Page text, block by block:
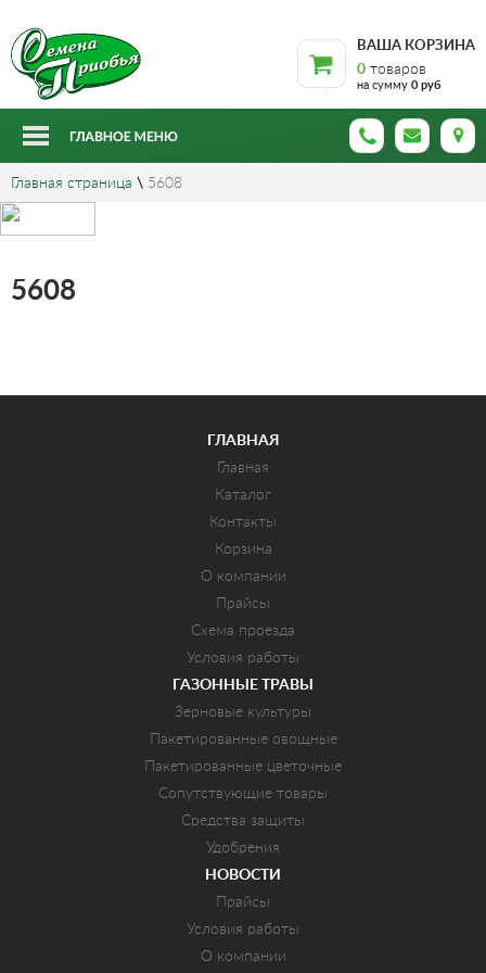
ВАША КОРЗИНА
0 товаров
на сумму 0 руб
Главная страница \ 5608
5608
ГЛАВНАЯ
Главная
Каталог
Контакты
Корзина
О компании
Прайсы
Схема проезда
Условия работы
ГАЗОННЫЕ ТРАВЫ
Зерновые культуры
Пакетированные овощные
Пакетированные цветочные
Сопутствующие товары
Средства защиты
Удобрения
НОВОСТИ
Прайсы
Условия работы
О компании